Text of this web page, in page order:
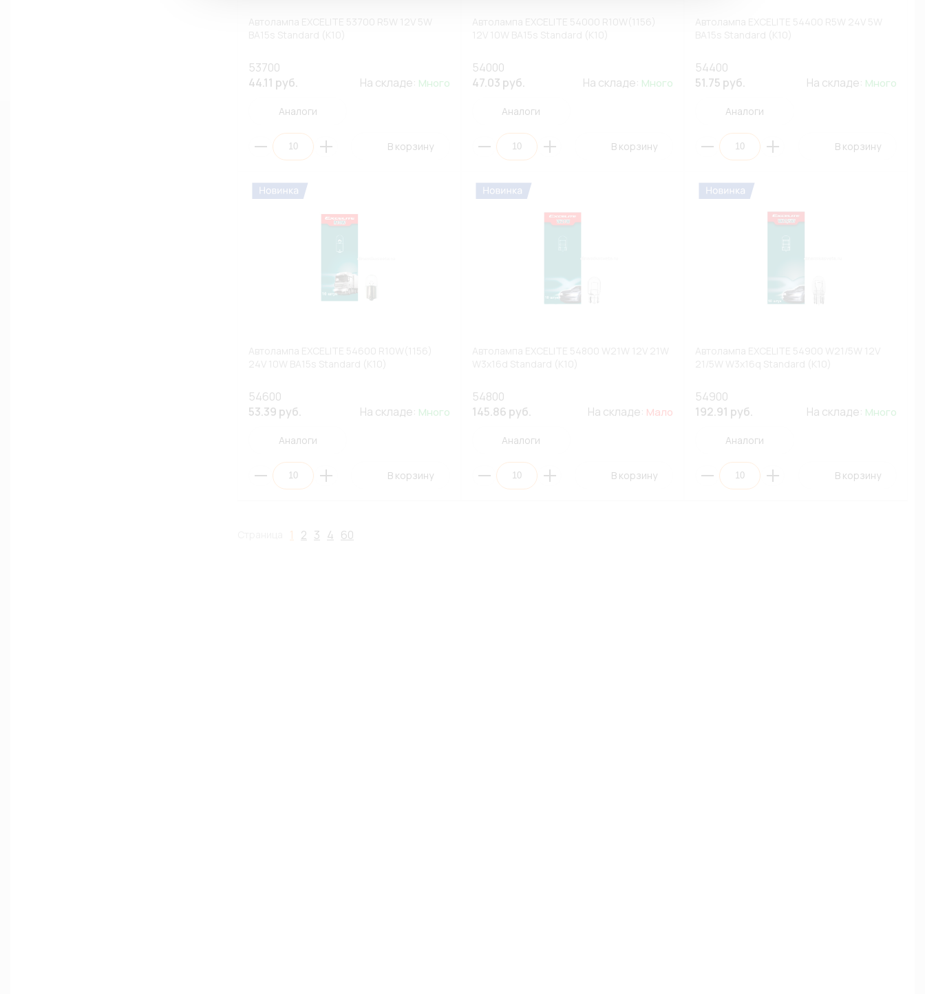
Автолампа EXCELITE 53700 R5W 12V 5W
BA15s Standard (К10)
53700
44.11 руб.
На складе: Много
Аналоги
В корзину
Автолампа EXCELITE 54000 R10W(1156)
12V 10W BA15s Standard (К10)
54000
47.03 руб.
На складе: Много
Аналоги
В корзину
Автолампа EXCELITE 54400 R5W 24V 5W
54400
51.75 руб.
На складе: Много
Аналоги
В корзину
54600
53.39 руб.
На складе: Много
Аналоги
В корзину
54800
145.86 руб.
На складе: Мало
Аналоги
В корзину
54900
192.91 руб.
На складе: Много
Аналоги
В корзину
1 2 3 4 60